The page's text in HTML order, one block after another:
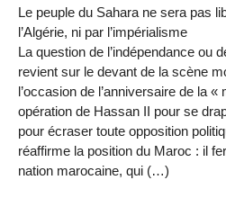
Le peuple du Sahara ne sera pas
l’Algérie, ni par l’impérialisme
La question de l’indépendance ou
revient sur le devant de la scène
l’occasion de l’anniversaire de la
opération de Hassan II pour se
pour écraser toute opposition
réaffirme la position du Maroc : il
nation marocaine, qui (…)